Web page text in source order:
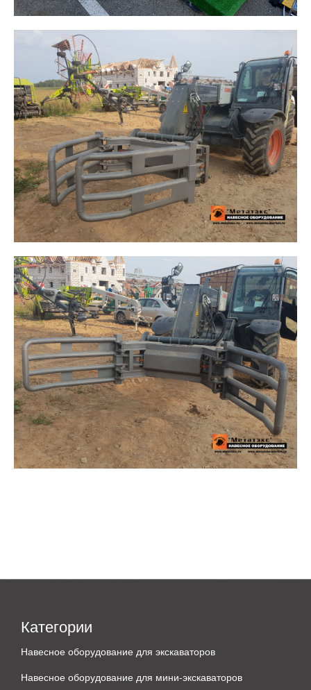
Категории
Навесное оборудование для экскаваторов
Навесное оборудование для мини-экскаваторов